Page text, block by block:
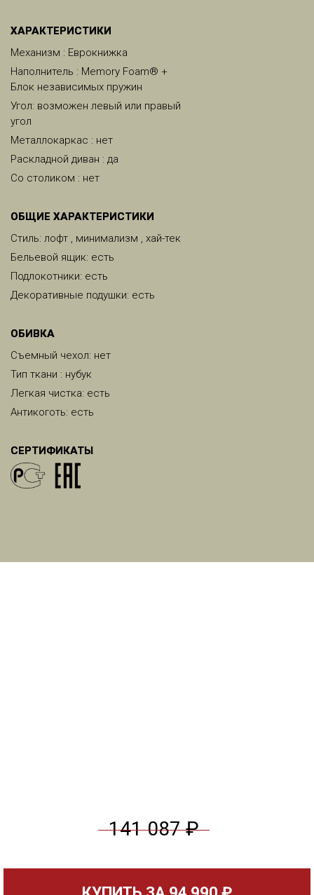
ХАРАКТЕРИСТИКИ
Механизм : Еврокнижка
Наполнитель : Memory Foam® +
Блок независимых пружин
Угол: возможен левый или правый
угол
Металлокаркас : нет
Раскладной диван : да
Со столиком : нет
ОБЩИЕ ХАРАКТЕРИСТИКИ
Стиль: лофт , минимализм , хай-тек
Бельевой ящик: есть
Подлокотники: есть
Декоративные подушки: есть
ОБИВКА
Съемный чехол: нет
Тип ткани : нубук
Легкая чистка: есть
Антикоготь: есть
СЕРТИФИКАТЫ
141 087 ₽